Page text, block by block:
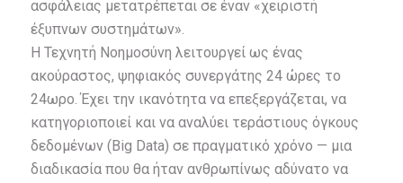
ασφάλειας μετατρέπεται σε έναν «χειριστή
έξυπνων συστημάτων».
Η Τεχνητή Νοημοσύνη λειτουργεί ως ένας
ακούραστος, ψηφιακός συνεργάτης 24 ώρες το
24ωρο. Έχει την ικανότητα να επεξεργάζεται, να
κατηγοριοποιεί και να αναλύει τεράστιους όγκους
δεδομένων (Big Data) σε πραγματικό χρόνο — μια
διαδικασία που θα ήταν ανθρωπίνως αδύνατο να